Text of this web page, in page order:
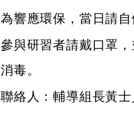
為響應環保，當日請自
參與研習者請戴口罩
消毒。
聯絡人：輔導組長黃